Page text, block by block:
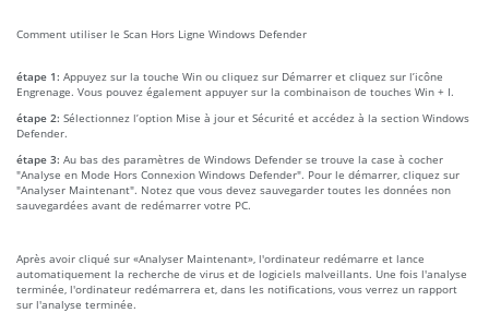
Comment utiliser le Scan Hors Ligne Windows Defender
étape 1: Appuyez sur la touche Win ou cliquez sur Démarrer et cliquez sur l’icône
Engrenage. Vous pouvez également appuyer sur la combinaison de touches Win + I.
étape 2: Sélectionnez l’option Mise à jour et Sécurité et accédez à la section Windows
Defender.
étape 3: Au bas des paramètres de Windows Defender se trouve la case à cocher
"Analyse en Mode Hors Connexion Windows Defender". Pour le démarrer, cliquez sur
"Analyser Maintenant". Notez que vous devez sauvegarder toutes les données non
sauvegardées avant de redémarrer votre PC.
Après avoir cliqué sur «Analyser Maintenant», l'ordinateur redémarre et lance
automatiquement la recherche de virus et de logiciels malveillants. Une fois l'analyse
terminée, l'ordinateur redémarrera et, dans les notifications, vous verrez un rapport
sur l'analyse terminée.